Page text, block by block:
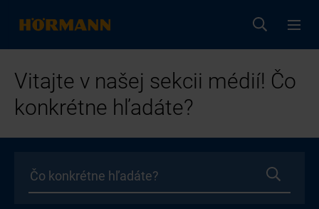
Vitajte v našej sekcii médií! Čo
konkrétne hľadáte?